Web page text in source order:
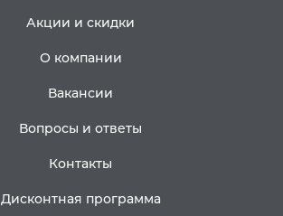
Акции и скидки
О компании
Вакансии
Вопросы и ответы
Контакты
Дисконтная программа